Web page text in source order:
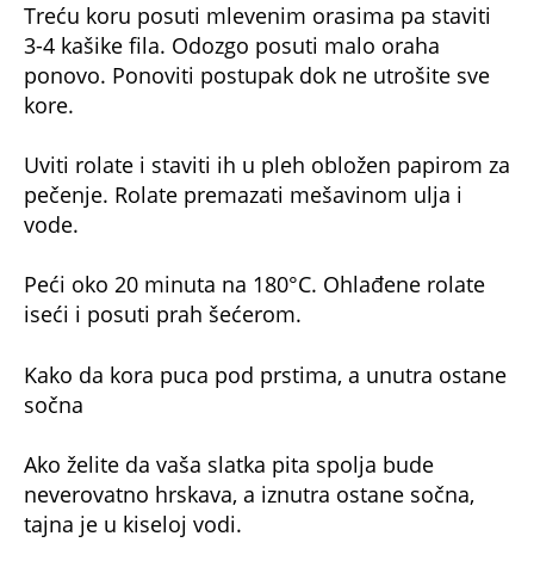
Treću koru posuti mlevenim orasima pa staviti
3-4 kašike fila. Odozgo posuti malo oraha
ponovo. Ponoviti postupak dok ne utrošite sve
kore.
Uviti rolate i staviti ih u pleh obložen papirom za
pečenje. Rolate premazati mešavinom ulja i
vode.
Peći oko 20 minuta na 180°C. Ohlađene rolate
iseći i posuti prah šećerom.
Kako da kora puca pod prstima, a unutra ostane
sočna
Ako želite da vaša slatka pita spolja bude
neverovatno hrskava, a iznutra ostane sočna,
tajna je u kiseloj vodi.